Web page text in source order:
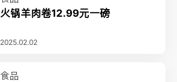
火锅羊肉卷12.99元一磅
2025.02.02
食品